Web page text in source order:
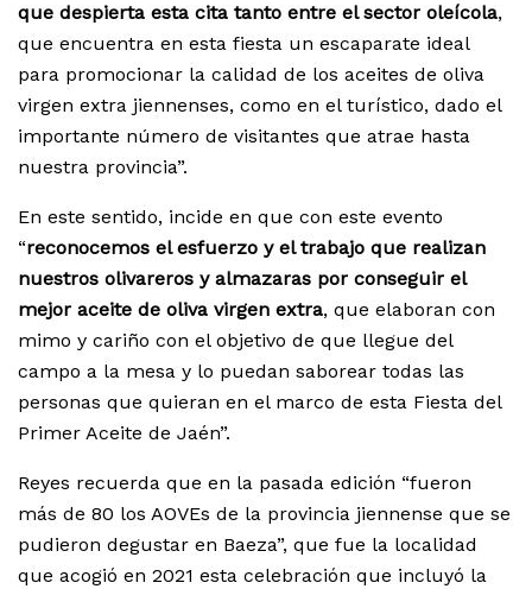
que despierta esta cita tanto entre el sector oleícola,
que encuentra en esta fiesta un escaparate ideal
para promocionar la calidad de los aceites de oliva
virgen extra jiennenses, como en el turístico, dado el
importante número de visitantes que atrae hasta
nuestra provincia”.
En este sentido, incide en que con este evento
“reconocemos el esfuerzo y el trabajo que realizan
nuestros olivareros y almazaras por conseguir el
mejor aceite de oliva virgen extra, que elaboran con
mimo y cariño con el objetivo de que llegue del
campo a la mesa y lo puedan saborear todas las
personas que quieran en el marco de esta Fiesta del
Primer Aceite de Jaén”.
Reyes recuerda que en la pasada edición “fueron
más de 80 los AOVEs de la provincia jiennense que se
pudieron degustar en Baeza”, que fue la localidad
que acogió en 2021 esta celebración que incluyó la